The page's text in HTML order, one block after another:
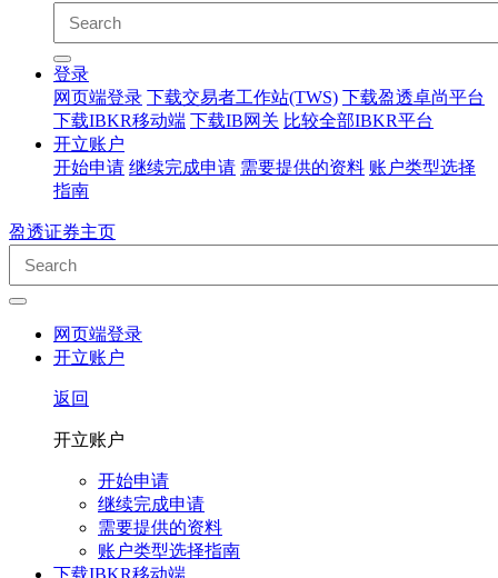
登录
网页端登录 下载交易者工作站(TWS) 下载盈透卓尚平台
下载IBKR移动端 下载IB网关 比较全部IBKR平台
开立账户
开始申请 继续完成申请 需要提供的资料 账户类型选择
指南
盈透证券主页
网页端登录
开立账户
返回
开立账户
开始申请
继续完成申请
需要提供的资料
账户类型选择指南
下载IBKR移动端